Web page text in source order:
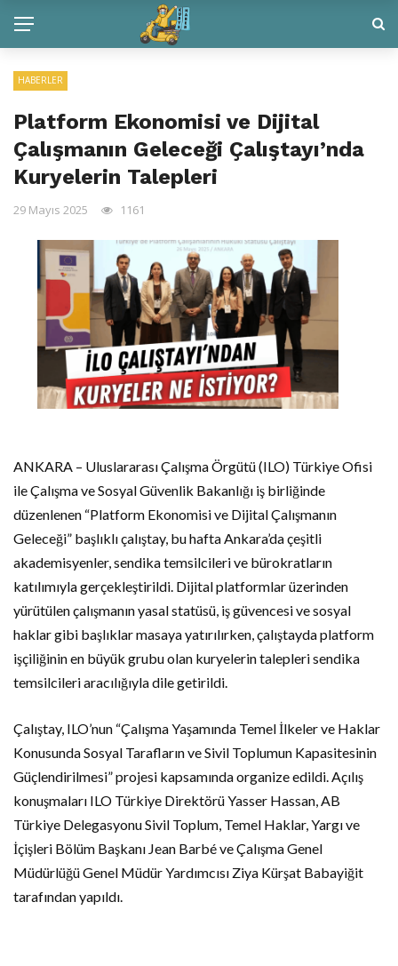
HABERLER
Platform Ekonomisi ve Dijital
Çalışmanın Geleceği Çalıştayı’nda
Kuryelerin Talepleri
29 Mayıs 2025 1161
ANKARA – Uluslararası Çalışma Örgütü (ILO) Türkiye Ofisi
ile Çalışma ve Sosyal Güvenlik Bakanlığı iş birliğinde
düzenlenen “Platform Ekonomisi ve Dijital Çalışmanın
Geleceği” başlıklı çalıştay, bu hafta Ankara’da çeşitli
akademisyenler, sendika temsilcileri ve bürokratların
katılımıyla gerçekleştirildi. Dijital platformlar üzerinden
yürütülen çalışmanın yasal statüsü, iş güvencesi ve sosyal
haklar gibi başlıklar masaya yatırılırken, çalıştayda platform
işçiliğinin en büyük grubu olan kuryelerin talepleri sendika
temsilcileri aracılığıyla dile getirildi.
Çalıştay, ILO’nun “Çalışma Yaşamında Temel İlkeler ve Haklar
Konusunda Sosyal Tarafların ve Sivil Toplumun Kapasitesinin
Güçlendirilmesi” projesi kapsamında organize edildi. Açılış
konuşmaları ILO Türkiye Direktörü Yasser Hassan, AB
Türkiye Delegasyonu Sivil Toplum, Temel Haklar, Yargı ve
İçişleri Bölüm Başkanı Jean Barbé ve Çalışma Genel
Müdürlüğü Genel Müdür Yardımcısı Ziya Kürşat Babayiğit
tarafından yapıldı.